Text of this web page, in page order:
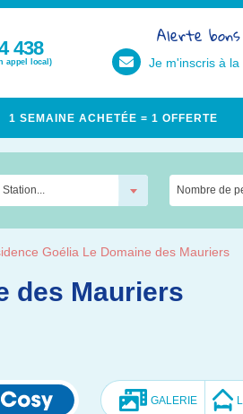
438
appel local)
Alerte
Je m'inscris à la
1 SEMAINE ACHETÉE = 1 OFFERTE
Station... Nombre de
Goélia Le Domaine des Mauriers
des Mauriers
GALERIE